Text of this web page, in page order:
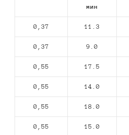
мин
0,37 11.3
0,37 9.0
0,55 17.5
0,55 14.0
0,55 18.0
0,55 15.0